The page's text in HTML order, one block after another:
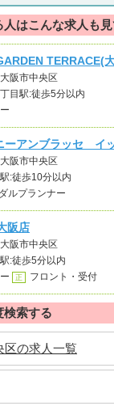
はこんな求人も
TERRACE(
阪市中央区
目駅:徒歩5分以内
ーアンブラッセ イ
阪市中央区
:徒歩10分以内
ルプランナー
阪店
阪市中央区
:徒歩5分以内
正 フロント・受付
検索する
区の求人一覧